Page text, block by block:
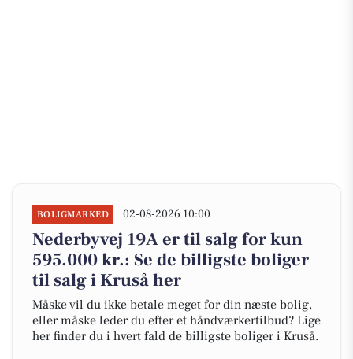
BOLIGMARKED 02-08-2026 10:00
Nederbyvej 19A er til salg for kun
595.000 kr.: Se de billigste boliger
til salg i Kruså her
Måske vil du ikke betale meget for din næste bolig,
eller måske leder du efter et håndværkertilbud? Lige
her finder du i hvert fald de billigste boliger i Kruså.